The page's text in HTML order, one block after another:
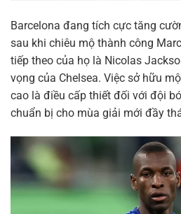
Barcelona đang tích cực tăng
sau khi chiêu mộ thành công
tiếp theo của họ là Nicolas
vọng của Chelsea. Việc sở hữu
cao là điều cấp thiết đối với đội
chuẩn bị cho mùa giải mới đầy